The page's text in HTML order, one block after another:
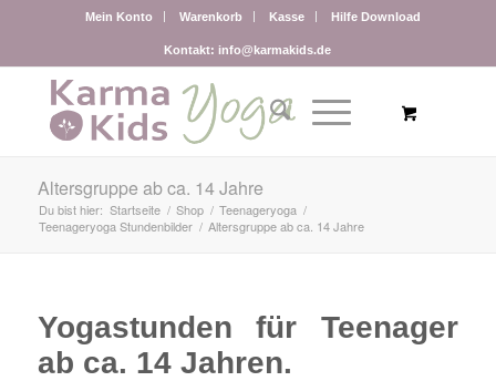
Mein Konto Warenkorb Kasse Hilfe Download
Kontakt: info@karmakids.de
Altersgruppe ab ca. 14 Jahre
Du bist hier: Startseite / Shop / Teenageryoga /
Teenageryoga Stundenbilder / Altersgruppe ab ca. 14 Jahre
Yogastunden für Teenager
ab ca. 14 Jahren.